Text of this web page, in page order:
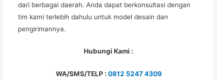
dari berbagai daerah. Anda dapat berkonsultasi dengan
tim kami terlebih dahulu untuk model desain dan
pengirimannya.
Hubungi Kami :
WA/SMS/TELP : 0812 5247 4309